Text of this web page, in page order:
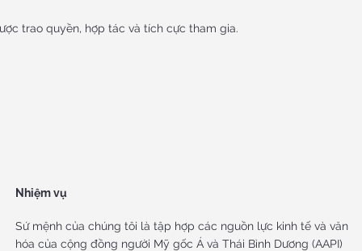
trao quyền, hợp tác và tích cực tham gia.
Nhiệm vụ
Sứ mệnh của chúng tôi là tập hợp các nguồn lực kinh tế và văn
hóa của cộng đồng người Mỹ gốc Á và Thái Bình Dương (AAPI)